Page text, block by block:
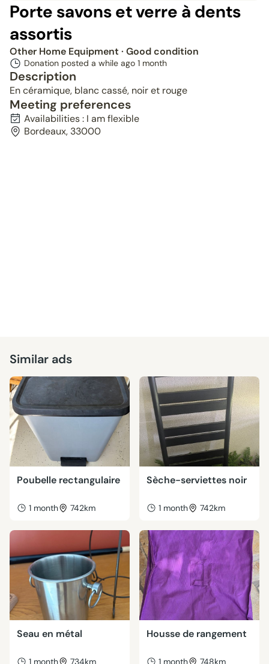
Porte savons et verre à dents
assortis
Other Home Equipment · Good condition
Donation posted a while ago 1 month
Description
En céramique, blanc cassé, noir et rouge
Meeting preferences
Availabilities : I am flexible
Bordeaux, 33000
Similar ads
Poubelle rectangulaire
1 month 742km
Sèche-serviettes noir
1 month 742km
Seau en métal
1 month 734km
Housse de rangement
1 month 748km